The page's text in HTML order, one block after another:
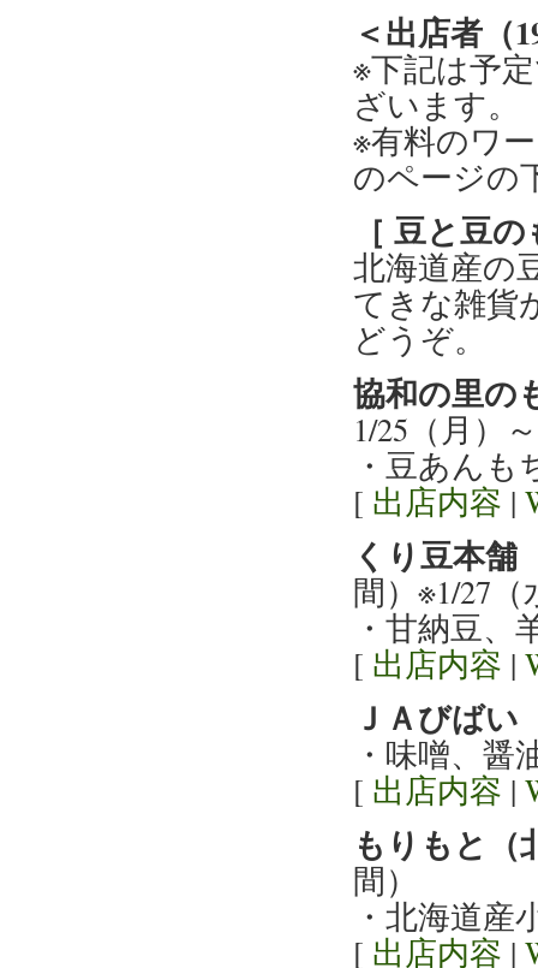
＜出店者（
※下記は予
ざいます。
※有料のワ
のページの
［ 豆と豆
北海道産の
てきな雑貨
どうぞ。
協和の里の
1/25（月）
・豆あん
[ 出店内容 |
くり豆本舗
間）※1/27
・甘納豆
[ 出店内容 |
ＪＡびばい
・味噌、
[ 出店内容 |
もりもと（
間）
・北海道
[ 出店内容 |